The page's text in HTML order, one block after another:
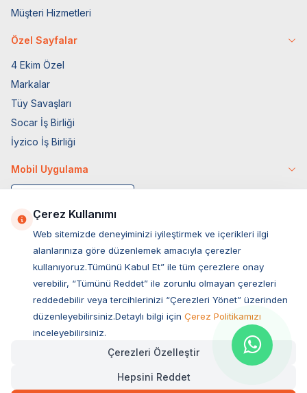
Müşteri Hizmetleri
Özel Sayfalar
4 Ekim Özel
Markalar
Tüy Savaşları
Socar İş Birliği
İyzico İş Birliği
Mobil Uygulama
Müşteri Hizmetleri
Sıkça Sorulan Sorular
Çerez Kullanımı
Web sitemizde deneyiminizi iyileştirmek ve içerikleri ilgi
alanlarınıza göre düzenlemek amacıyla çerezler
kullanıyoruz.Tümünü Kabul Et” ile tüm çerezlere onay
verebilir, “Tümünü Reddet” ile zorunlu olmayan çerezleri
reddedebilir veya tercihlerinizi “Çerezleri Yönet” üzerinden
düzenleyebilirsiniz.Detaylı bilgi için Çerez Politikamızı
inceleyebilirsiniz.
Çerezleri Özelleştir
Hepsini Reddet